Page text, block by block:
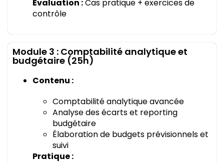
Évaluation :Cas pratique + exercices de
contrôle
Module 3 : Comptabilité analytique et
budgétaire (25h)
Contenu :
Comptabilité analytique avancée
Analyse des écarts et reporting
budgétaire
Élaboration de budgets prévisionnels et
suivi
Pratique :